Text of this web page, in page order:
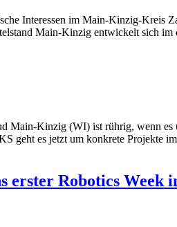
Interessen im Main-Kinzig-Kreis
Main-Kinzig entwickelt sich im
Main-Kinzig (WI) ist rührig, wenn
geht es jetzt um konkrete Projekte
Robotics Week